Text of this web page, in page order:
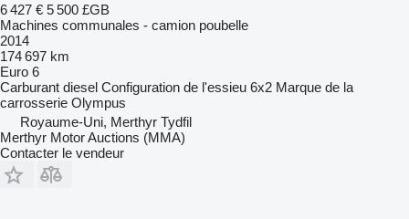
6 427 € 5 500 £GB
Machines communales - camion poubelle
2014
174 697 km
Euro 6
Carburant diesel Configuration de l'essieu 6x2 Marque de la
carrosserie Olympus
Royaume-Uni, Merthyr Tydfil
Merthyr Motor Auctions (MMA)
Contacter le vendeur